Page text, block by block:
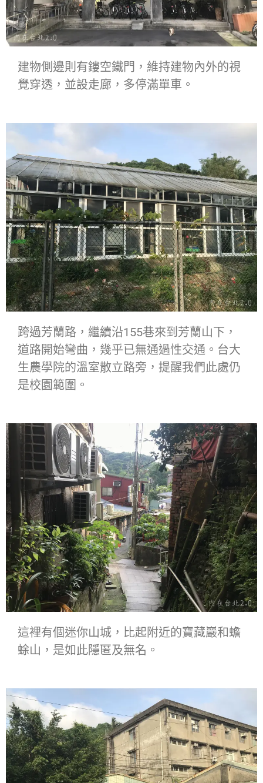
建物側邊則有鏤空鐵門，維持建物內外的視
覺穿透，並設走廊，多停滿單車。
跨過芳蘭路，繼續沿155巷來到芳蘭山下，
道路開始彎曲，幾乎已無通過性交通。台大
生農學院的溫室散立路旁，提醒我們此處仍
是校園範圍。
這裡有個迷你山城，比起附近的寶藏巖和蟾
蜍山，是如此隱匿及無名。